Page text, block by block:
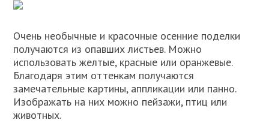
Очень необычные и красочные осенние поделки
получаются из опавших листьев. Можно
использовать желтые, красные или оранжевые.
Благодаря этим оттенкам получаются
замечательные картины, аппликации или панно.
Изображать на них можно пейзажи, птиц или
животных.